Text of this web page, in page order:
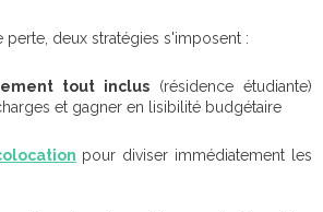
perte, deux stratégies s'imposent :
tout inclus (résidence étudiante)
et gagner en lisibilité budgétaire
pour diviser immédiatement les